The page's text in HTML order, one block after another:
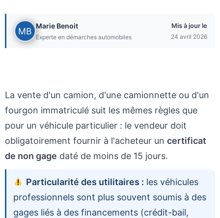
Marie Benoit
Experte en démarches automobiles
Mis à jour le
24 avril 2026
La vente d'un camion, d'une camionnette ou d'un
fourgon immatriculé suit les mêmes règles que
pour un véhicule particulier : le vendeur doit
obligatoirement fournir à l'acheteur un certificat
de non gage daté de moins de 15 jours.
Particularité des utilitaires : les véhicules
professionnels sont plus souvent soumis à des
gages liés à des financements (crédit-bail,